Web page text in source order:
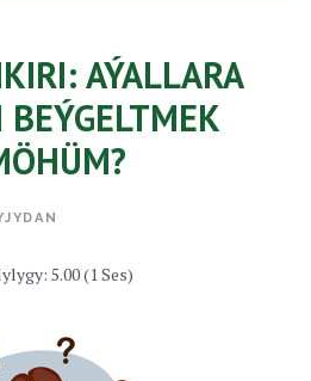
AÝALLARA
5.00 (1 Ses)